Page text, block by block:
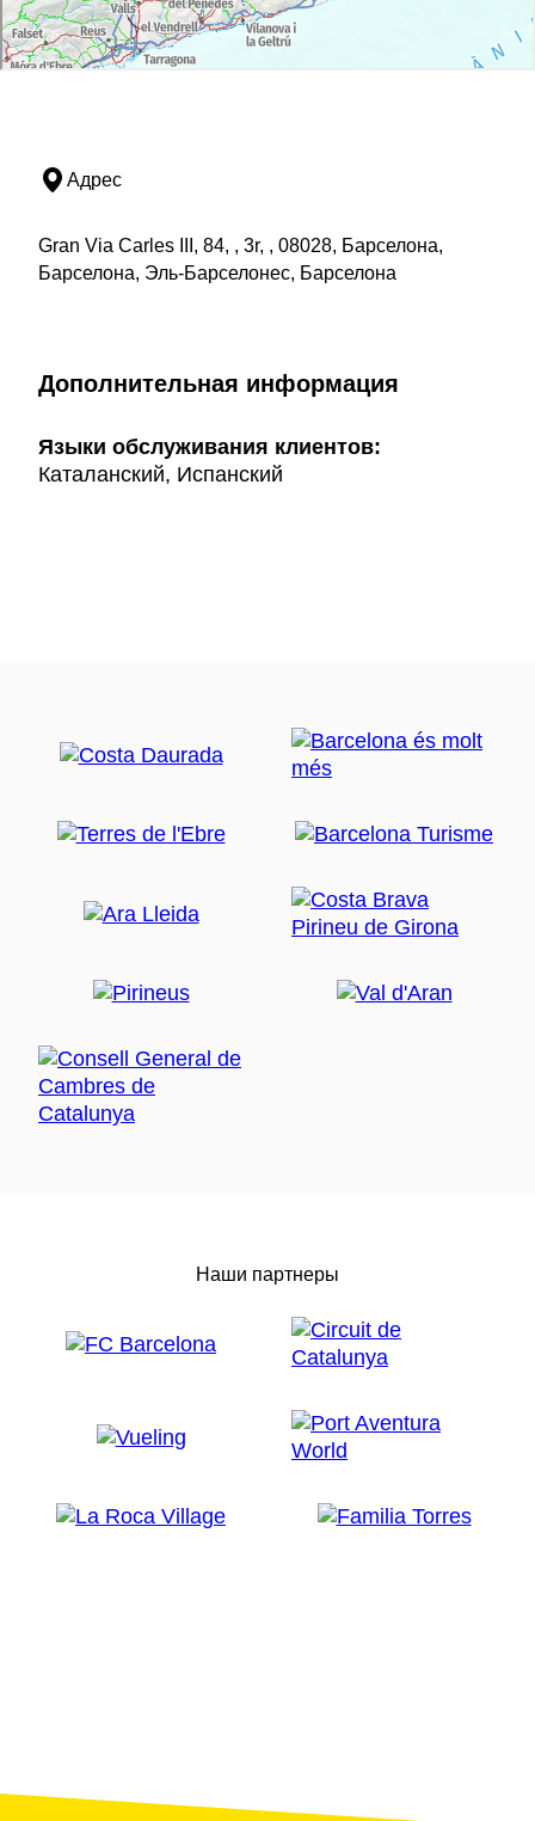
Адрес
Gran Via Carles III, 84, , 3r, , 08028, Барселона,
Барселона, Эль-Барселонес, Барселона
Дополнительная информация
Языки обслуживания клиентов:
Каталанский, Испанский
Наши партнеры